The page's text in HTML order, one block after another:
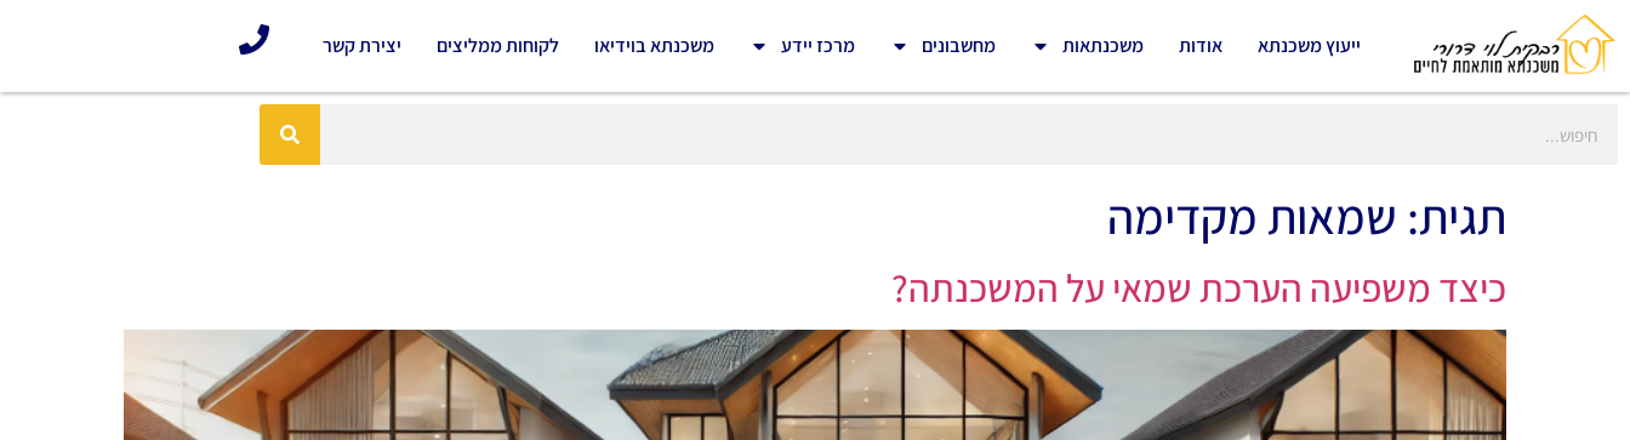
ייעוץ משכנתא אודות משכנתאות מחשבונים מרכז יידע משכנתא בוידיאו לקוחות ממליצים יצירת קשר
תגית: שמאות מקדימה
כיצד משפיעה הערכת שמאי על המשכנתה?